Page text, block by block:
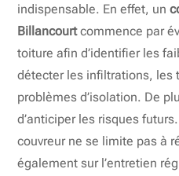
indispensable. En effet, un
Billancourtcommence par
toiture afin d’identifier les
détecter les infiltrations, les
problèmes d’isolation. De
d’anticiper les risques
couvreur ne se limite pas à
également sur l’entretien